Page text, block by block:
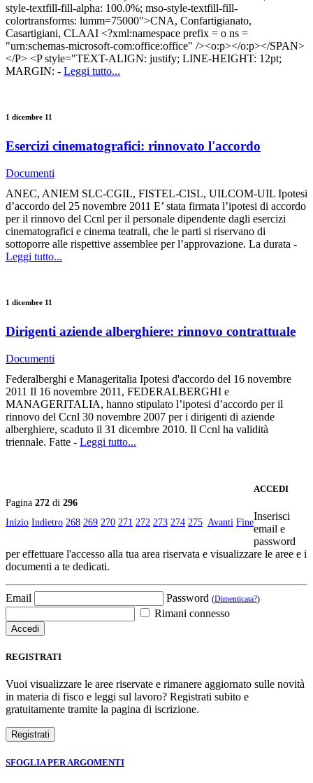
style-textfill-fill-alpha: 100.0%; mso-style-textfill-fill-
colortransforms: lumm=75000">CNA, Confartigianato,
Casartigiani, CLAAI <?xml:namespace prefix = o ns =
"urn:schemas-microsoft-com:office:office" /><o:p></o:p></SPAN>
</P> <P style="TEXT-ALIGN: justify; LINE-HEIGHT: 12pt;
MARGIN: - Leggi tutto...
1 dicembre 11
Esercizi cinematografici: rinnovato l'accordo
Documenti
ANEC, ANIEM SLC-CGIL, FISTEL-CISL, UILCOM-UIL Ipotesi
d’accordo del 25 novembre 2011 E’ stata firmata l’ipotesi di accordo
per il rinnovo del Ccnl per il personale dipendente dagli esercizi
cinematografici e cinema teatrali, che le parti si riservano di
sottoporre alle rispettive assemblee per l’approvazione. La durata -
Leggi tutto...
1 dicembre 11
Dirigenti aziende alberghiere: rinnovo contrattuale
Documenti
Federalberghi e Manageritalia Ipotesi d'accordo del 16 novembre
2011 Il 16 novembre 2011, FEDERALBERGHI e
MANAGERITALIA, hanno stipulato l’ipotesi d’accordo per il
rinnovo del Ccnl 30 novembre 2007 per i dirigenti di aziende
alberghiere, scaduto il 31 dicembre 2010. Il Ccnl ha validità
triennale. Fatte - Leggi tutto...
Pagina 272 di 296
Inizio Indietro 268 269 270 271 272 273 274 275 Avanti Fine
ACCEDI
Inserisci
email e
password
per effettuare l'accesso alla tua area riservata e visualizzare le aree e i
documenti a te dedicati.
Email Password (Dimenticata?)
Rimani connesso
REGISTRATI
Vuoi visualizzare le aree riservate e rimanere aggiornato sulle novità
in materia di fisco e leggi sul lavoro? Registrati subito e
gratuitamente tramite la pagina di iscrizione.
SFOGLIA PER ARGOMENTI